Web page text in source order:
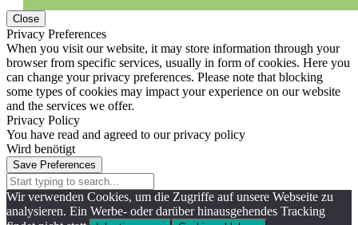
Close
Privacy Preferences
When you visit our website, it may store information through your
browser from specific services, usually in form of cookies. Here you
can change your privacy preferences. Please note that blocking
some types of cookies may impact your experience on our website
and the services we offer.
Privacy Policy
You have read and agreed to our privacy policy
Wird benötigt
Save Preferences
Wir verwenden Cookies, um die Zugriffe auf unsere Webseite zu
analysieren. Ein Werbe- oder darüber hinausgehendes Tracking